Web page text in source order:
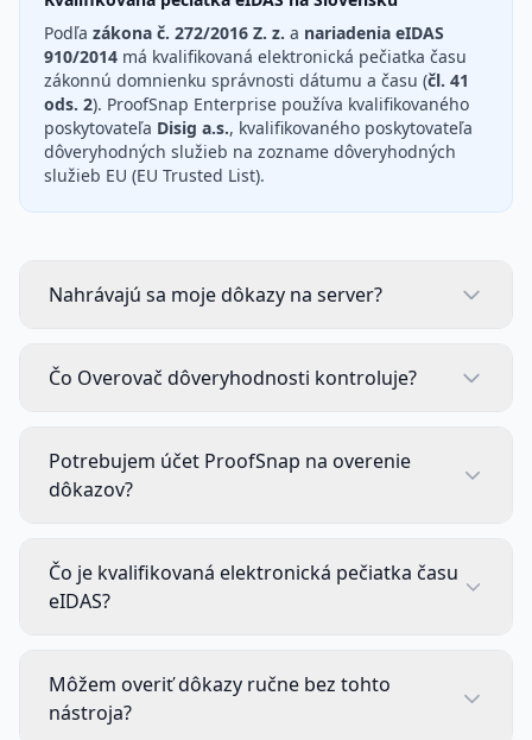
Podľa zákona č. 272/2016 Z. z. a nariadenia eIDAS
910/2014 má kvalifikovaná elektronická pečiatka času
zákonnú domnienku správnosti dátumu a času (čl. 41
ods. 2). ProofSnap Enterprise používa kvalifikovaného
poskytovateľa Disig a.s., kvalifikovaného poskytovateľa
dôveryhodných služieb na zozname dôveryhodných
služieb EU (EU Trusted List).
Nahrávajú sa moje dôkazy na server?
Čo Overovač dôveryhodnosti kontroluje?
Potrebujem účet ProofSnap na overenie
dôkazov?
Čo je kvalifikovaná elektronická pečiatka času
eIDAS?
Môžem overiť dôkazy ručne bez tohto
nástroja?